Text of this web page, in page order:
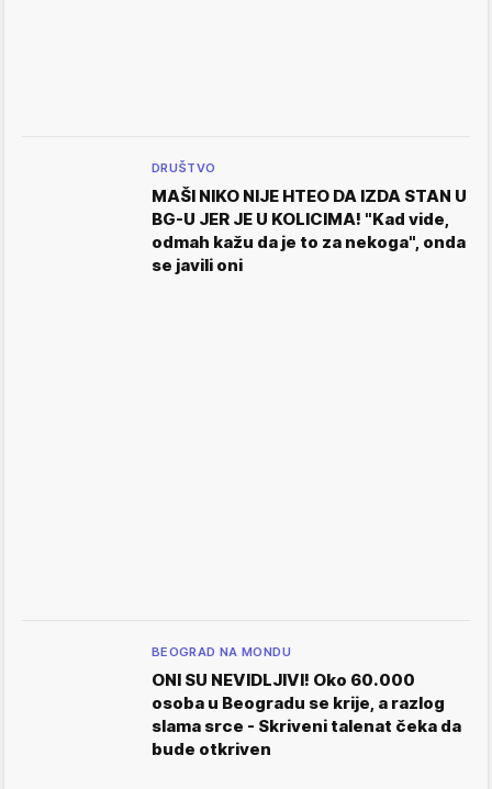
DRUŠTVO
MAŠI NIKO NIJE HTEO DA IZDA STAN U
BG-U JER JE U KOLICIMA! "Kad vide,
odmah kažu da je to za nekoga", onda
se javili oni
BEOGRAD NA MONDU
ONI SU NEVIDLJIVI! Oko 60.000
osoba u Beogradu se krije, a razlog
slama srce - Skriveni talenat čeka da
bude otkriven